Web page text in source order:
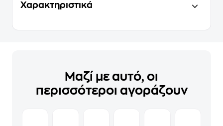
Χαρακτηριστικά
Μαζί με αυτό, οι
περισσότεροι αγοράζουν